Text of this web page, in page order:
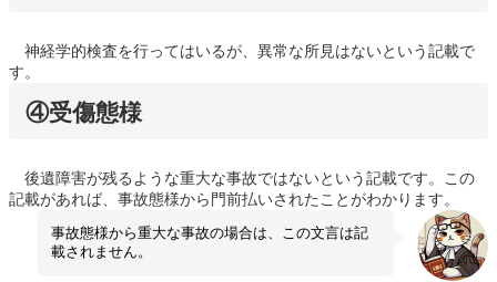
神経学的検査を行ってはいるが、異常な所見はないという記載で
す。
④受傷態様
後遺障害が残るような重大な事故ではないという記載です。この
記載があれば、事故態様から門前払いされたことがわかります。
事故態様から重大な事故の場合は、この文言は記
載されません。